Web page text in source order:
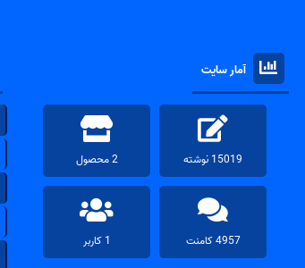
آمار سایت
15019 نوشته 2 محصول
4957 کامنت 1 کاربر